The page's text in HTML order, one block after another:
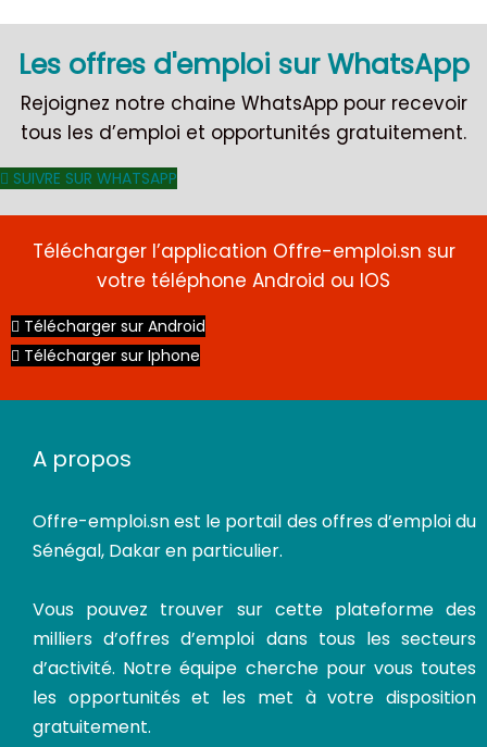
Les offres d'emploi sur WhatsApp
Rejoignez notre chaine WhatsApp pour recevoir
tous les d’emploi et opportunités gratuitement.
SUIVRE SUR WHATSAPP
Télécharger l’application Offre-emploi.sn sur
votre téléphone Android ou IOS
Télécharger sur Android
Télécharger sur Iphone
A propos
Offre-emploi.snest le portail des offres d’emploi du
Sénégal, Dakar en particulier.
Vous pouvez trouver sur cette plateforme des
milliers d’offres d’emploi dans tous les secteurs
d’activité. Notre équipe cherche pour vous toutes
les opportunités et les met à votre disposition
gratuitement.